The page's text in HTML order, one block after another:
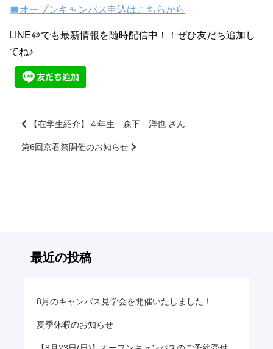
オープンキャンパス申込はこちらから
LINE＠でも最新情報を随時配信中！！ぜひ友だち追加し
てね♪
前
【在学生紹介】４年生 森下 洋也 さん
第6回京看祭開催のお知らせ
最近の投稿
8月のキャンパス見学会を開催いたしました！
夏季休暇のお知らせ